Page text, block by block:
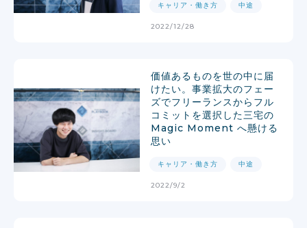
キャリア・働き方 中途
2022/12/28
価値あるものを世の中に届
けたい。事業拡大のフェー
ズでフリーランスからフル
コミットを選択した三宅の
Magic Moment へ懸ける
思い
キャリア・働き方 中途
2022/9/2